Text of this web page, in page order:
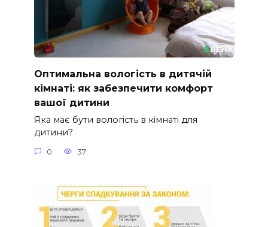
Оптимальна вологість в дитячій
кімнаті: як забезпечити комфорт
вашої дитини
Яка має бути вологість в кімнаті для
дитини?
0 37